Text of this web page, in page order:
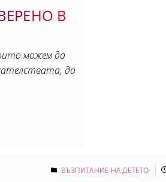
В
можем да
да
ВЪЗПИТАНИЕ НА ДЕТЕТО